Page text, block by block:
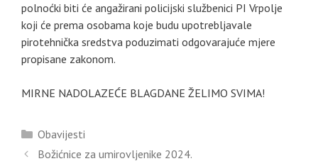
polnoćki biti će angažirani policijski službenici PI Vrpolje
koji će prema osobama koje budu upotrebljavale
pirotehnička sredstva poduzimati odgovarajuće mjere
propisane zakonom.
MIRNE NADOLAZEĆE BLAGDANE ŽELIMO SVIMA!
Kategorije
Obavijesti
Božićnice za umirovljenike 2024.